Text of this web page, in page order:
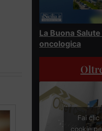
La Buona
oncologica
Fai
cookie